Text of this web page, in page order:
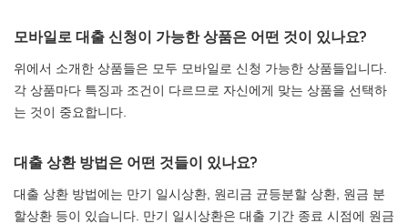
모바일로 대출 신청이 가능한 상품은 어떤 것이 있나요?
위에서 소개한 상품들은 모두 모바일로 신청 가능한 상품들입니다.
각 상품마다 특징과 조건이 다르므로 자신에게 맞는 상품을 선택하
는 것이 중요합니다.
대출 상환 방법은 어떤 것들이 있나요?
대출 상환 방법에는 만기 일시상환, 원리금 균등분할 상환, 원금 분
할상환 등이 있습니다. 만기 일시상환은 대출 기간 종료 시점에 원금